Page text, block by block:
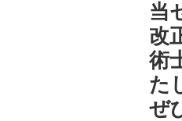
当
改
術
た
ぜ